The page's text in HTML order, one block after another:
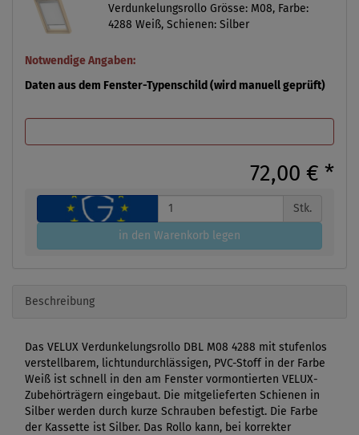
Verdunkelungsrollo Grösse: M08, Farbe:
4288 Weiß, Schienen: Silber
Notwendige Angaben:
Daten aus dem Fenster-Typenschild (wird manuell geprüft)
72,00 € *
Stk.
in den Warenkorb legen
Beschreibung
Das VELUX Verdunkelungsrollo DBL M08 4288 mit stufenlos
verstellbarem, lichtundurchlässigen, PVC-Stoff in der Farbe
Weiß ist schnell in den am Fenster vormontierten VELUX-
Zubehörträgern eingebaut. Die mitgelieferten Schienen in
Silber werden durch kurze Schrauben befestigt. Die Farbe
der Kassette ist Silber. Das Rollo kann, bei korrekter